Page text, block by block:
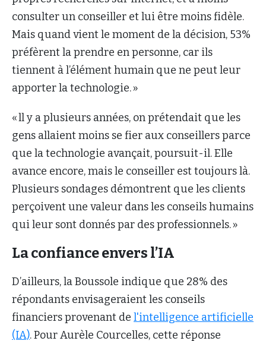
consulter un conseiller et lui être moins fidèle.
Mais quand vient le moment de la décision, 53%
préfèrent la prendre en personne, car ils
tiennent à l’élément humain que ne peut leur
apporter la technologie. »
« ll y a plusieurs années, on prétendait que les
gens allaient moins se fier aux conseillers parce
que la technologie avançait, poursuit-il. Elle
avance encore, mais le conseiller est toujours là.
Plusieurs sondages démontrent que les clients
perçoivent une valeur dans les conseils humains
qui leur sont donnés par des professionnels. »
La confiance envers l’IA
D’ailleurs, la Boussole indique que 28% des
répondants envisageraient les conseils
financiers provenant de l'intelligence artificielle
(IA). Pour Aurèle Courcelles, cette réponse